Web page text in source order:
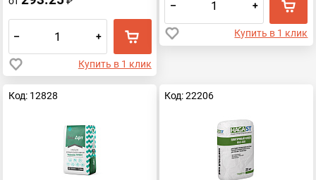
– +
Купить в 1 клик
– +
Купить в 1 клик
Код: 12828 Код: 22206